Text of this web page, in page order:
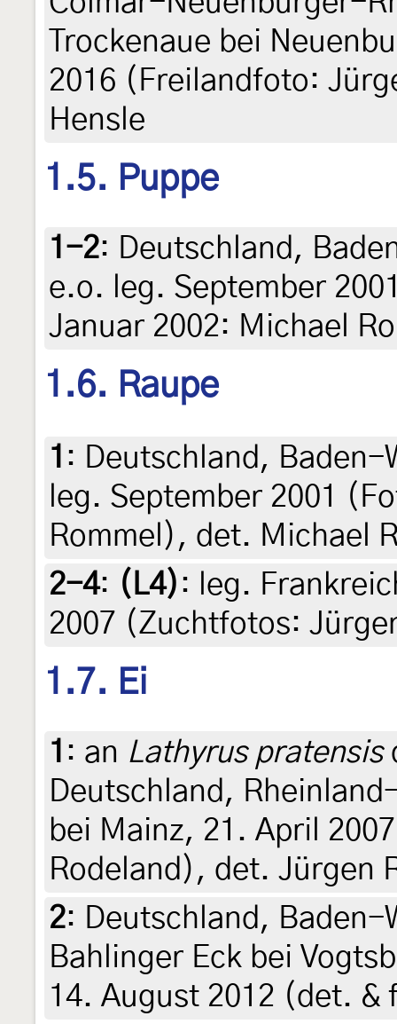
Trockenaue bei
2016 (Freilandfoto:
Hensle
1.5. Puppe
1-2: Deutschland,
e.o. leg. September
Januar 2002: Michael
1.6. Raupe
1 : Deutschland,
leg. September 2001
Rommel), det. Michael
2-4: (L4) : leg.
2007 (Zuchtfotos:
1.7. Ei
1 : an Lathyrus pratensis
Deutschland,
bei Mainz, 21. April
Rodeland), det. Jürgen
2: Deutschland,
Bahlinger Eck bei
14. August 2012 (det. &